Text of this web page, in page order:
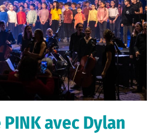
avec Dylan